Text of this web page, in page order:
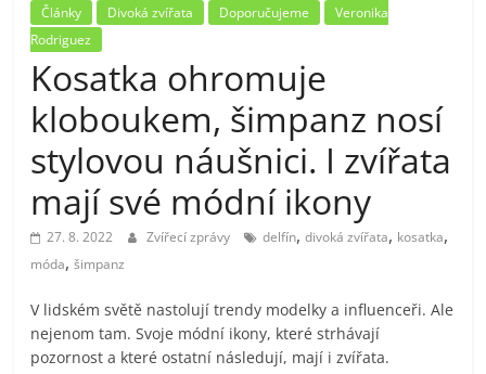
Články Divoká zvířata Doporučujeme
Veronika
Rodriguez
Kosatka ohromuje
kloboukem, šimpanz nosí
stylovou náušnici. I zvířata
mají své módní ikony
27. 8. 2022 Zvířecí zprávy delfín,divoká zvířata, kosatka,
móda,šimpanz
V lidském světě nastolují trendy modelky a influenceři. Ale
nejenom tam. Svoje módní ikony, které strhávají
pozornost a které ostatní následují, mají i zvířata.